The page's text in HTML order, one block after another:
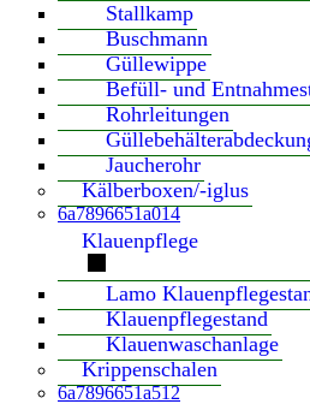
Stallkamp
Buschmann
Güllewippe
Befüll- und
Rohrleitungen
Jaucherohr
Kälberboxen/-iglus
6a7896651a014
Klauenpflege
Lamo
Klauenpflegestand
Klauenwaschanlage
Krippenschalen
6a7896651a512